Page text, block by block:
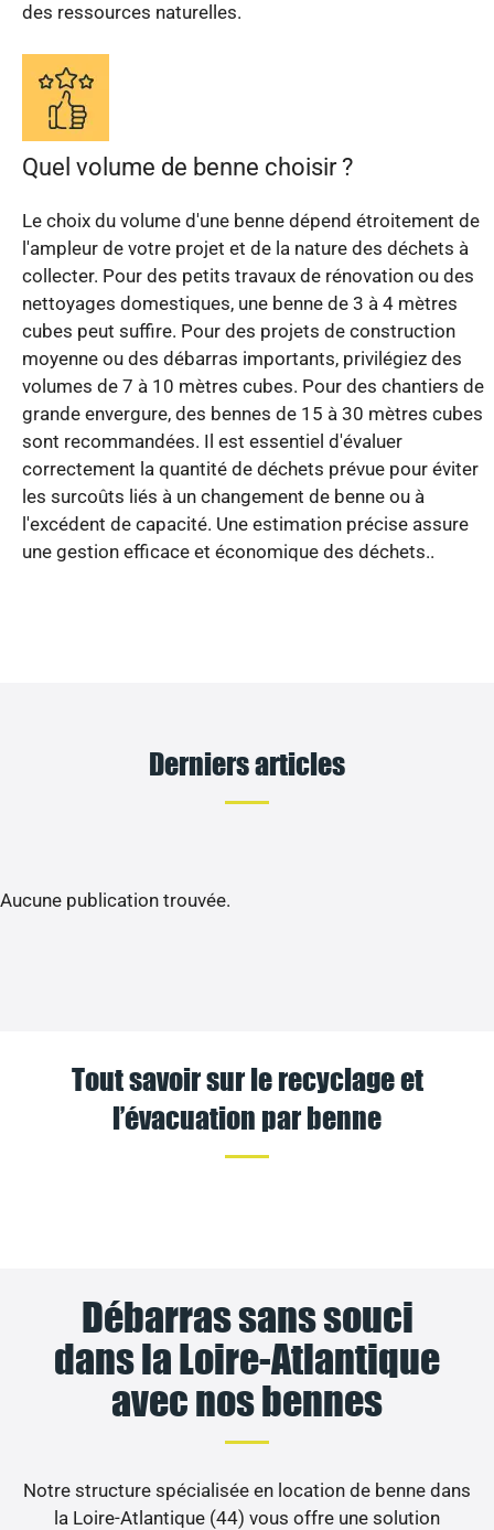
des ressources naturelles.
Quel volume de benne choisir ?
Le choix du volume d'une benne dépend étroitement de
l'ampleur de votre projet et de la nature des déchets à
collecter. Pour des petits travaux de rénovation ou des
nettoyages domestiques, une benne de 3 à 4 mètres
cubes peut suffire. Pour des projets de construction
moyenne ou des débarras importants, privilégiez des
volumes de 7 à 10 mètres cubes. Pour des chantiers de
grande envergure, des bennes de 15 à 30 mètres cubes
sont recommandées. Il est essentiel d'évaluer
correctement la quantité de déchets prévue pour éviter
les surcoûts liés à un changement de benne ou à
l'excédent de capacité. Une estimation précise assure
une gestion efficace et économique des déchets..
Derniers articles
Aucune publication trouvée.
Tout savoir sur le recyclage et
l’évacuation par benne
Débarras sans souci
dans la Loire-Atlantique
avec nos bennes
Notre structure spécialisée en location de benne dans
la Loire-Atlantique (44) vous offre une solution